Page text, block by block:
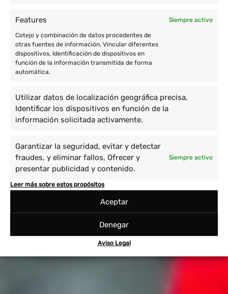
Features Siempre activo
Cotejo y combinación de datos procedentes de
otras fuentes de información, Vincular diferentes
dispositivos, Identificación de dispositivos en
función de la información transmitida de forma
automática.
Utilizar datos de localización geográfica precisa,
Identificar los dispositivos en función de la
información solicitada activamente.
Garantizar la seguridad, evitar y detectar
fraudes, y eliminar fallos, Ofrecer y
presentar publicidad y contenido.
Siempre activo
Leer más sobre estos propósitos
Aceptar
Denegar
Aviso Legal